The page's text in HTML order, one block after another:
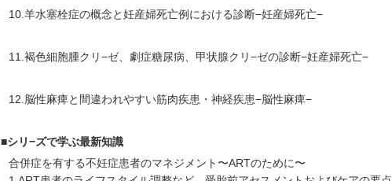
10.羊水塞栓症の概念と妊産婦死亡例における診断−妊産婦死亡−
11.褐色細胞腫クリ−ゼ、劇症糖尿病、甲状腺クリ−ゼの診断−妊産婦死亡−
12.脳性麻痺と間違われやすい筋肉疾患・神経疾患−脳性麻痺−
■シリ−ズで学ぶ最新知識
合併症を有する不妊症患者のマネジメント〜ARTのために〜